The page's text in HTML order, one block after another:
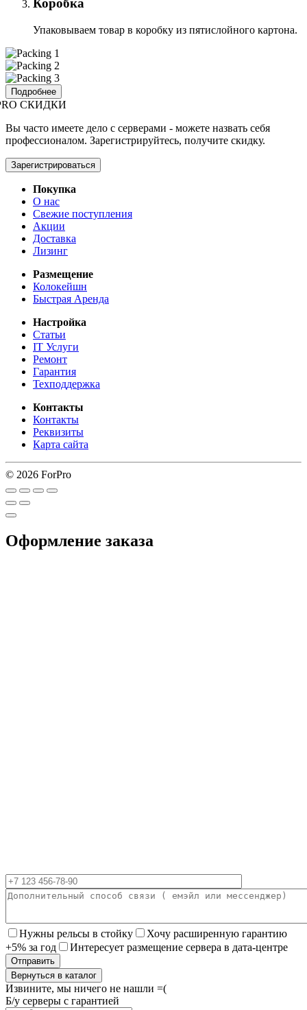
Коробка
Упаковываем товар в коробку из пятислойного картона.
Подробнее
СКИДКИ
Вы часто имеете дело с серверами - можете назвать себя
профессионалом. Зарегистрируйтесь, получите скидку.
Зарегистрироваться
Покупка
О нас
Свежие поступления
Акции
Доставка
Лизинг
Размещение
Колокейшн
Быстрая Аренда
Настройка
Статьи
IT Услуги
Ремонт
Гарантия
Техподдержка
Контакты
Контакты
Реквизиты
Карта сайта
© 2026 ForPro
Оформление заказа
Нужны рельсы в стойку
Хочу расширенную гарантию
+5% за год
Интересует размещение сервера в дата-центре
Вернуться в каталог
Извините, мы ничего не нашли =(
Б/у серверы с гарантией